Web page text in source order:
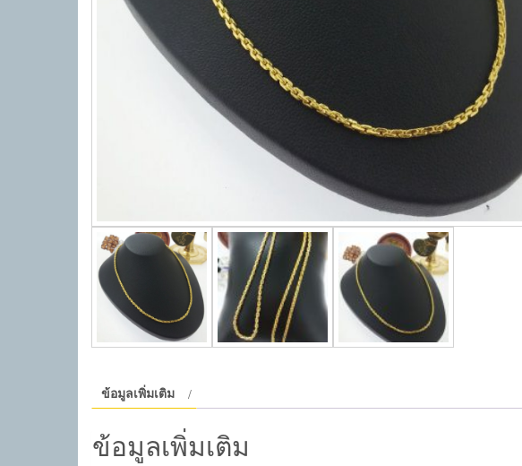
ข้อมูลเพิ่มเติม
ข้อมูลเพิ่มเติม